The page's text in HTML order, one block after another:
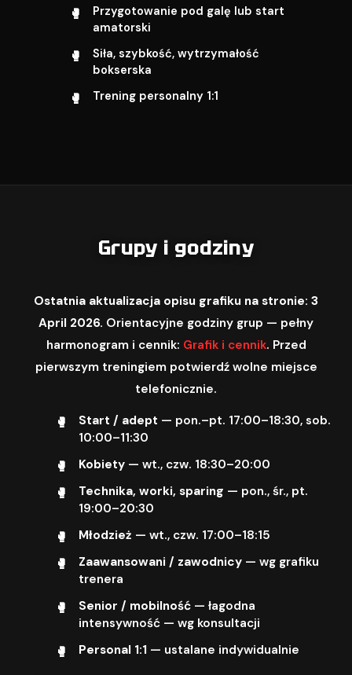
Przygotowanie pod galę lub start
amatorski
Siła, szybkość, wytrzymałość
bokserska
Trening personalny 1:1
Grupy i godziny
Ostatnia aktualizacja opisu grafiku na stronie: 3
April 2026. Orientacyjne godziny grup — pełny
harmonogram i cennik: Grafik i cennik. Przed
pierwszym treningiem potwierdź wolne miejsce
telefonicznie.
Start / adept — pon.–pt. 17:00–18:30, sob.
10:00–11:30
Kobiety— wt., czw. 18:30–20:00
Technika, worki, sparing — pon., śr., pt.
19:00–20:30
Młodzież — wt., czw. 17:00–18:15
Zaawansowani / zawodnicy— wg grafiku
trenera
Senior / mobilność— łagodna
intensywność — wg konsultacji
Personal 1:1 — ustalane indywidualnie